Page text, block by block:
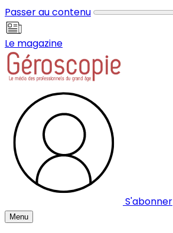
Passer au contenu
Le magazine
S'abonner
Menu
Panneau de gestion des cookies